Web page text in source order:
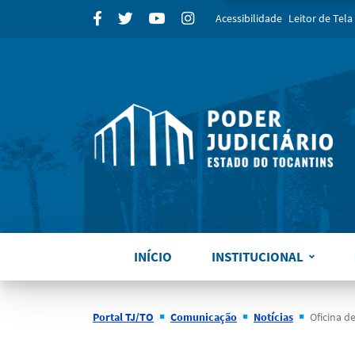
para
FacebookTwitter YoutubeInstagram
Acessibilidade Leitor de Tela
INÍCIO INSTITUCIONAL
Portal TJ/TO Comunicação Notícias Oficina de Pais e